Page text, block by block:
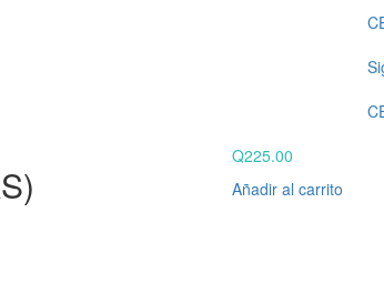
Q225.00
Añadir al carrito